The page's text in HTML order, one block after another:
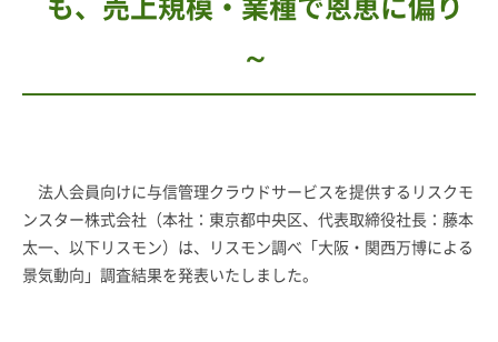
も、売上規模・業種で恩恵に偏り
～
法人会員向けに与信管理クラウドサービスを提供するリスクモ
ンスター株式会社（本社：東京都中央区、代表取締役社長：藤本
太一、以下リスモン）は、リスモン調べ「大阪・関西万博による
景気動向」調査結果を発表いたしました。